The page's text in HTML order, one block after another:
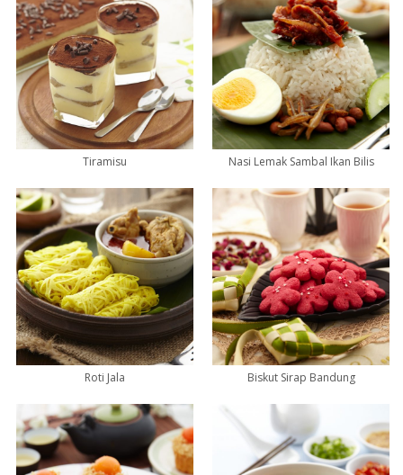
Tiramisu Nasi Lemak Sambal Ikan Bilis
Roti Jala Biskut Sirap Bandung